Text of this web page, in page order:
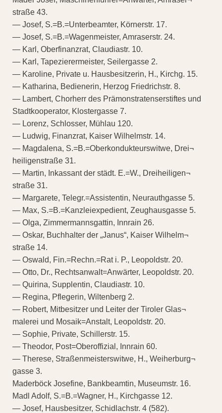
straße 43.
— Josef, S.=B.=Unterbeamter, Körnerstr. 17.
— Josef, S.=B.=Wagenmeister, Amraserstr. 24.
— Karl, Oberfinanzrat, Claudiastr. 10.
— Karl, Tapezierermeister, Seilergasse 2.
— Karoline, Private u. Hausbesitzerin, H., Kirchg. 15.
— Katharina, Bedienerin, Herzog Friedrichstr. 8.
— Lambert, Chorherr des Prämonstratenserstiftes und
Stadtkooperator, Klostergasse 7.
— Lorenz, Schlosser, Mühlau 120.
— Ludwig, Finanzrat, Kaiser Wilhelmstr. 14.
— Magdalena, S.=B.=Oberkondukteurswitwe, Drei¬
heiligenstraße 31.
— Martin, Inkassant der städt. E.=W., Dreiheiligen¬
straße 31.
— Margarete, Telegr.=Assistentin, Neurauthgasse 5.
— Max, S.=B.=Kanzleiexpedient, Zeughausgasse 5.
— Olga, Zimmermannsgattin, Innrain 26.
— Oskar, Buchhalter der „Janus“, Kaiser Wilhelm¬
straße 14.
— Oswald, Fin.=Rechn.=Rat i. P., Leopoldstr. 20.
— Otto, Dr., Rechtsanwalt=Anwärter, Leopoldstr. 20.
— Quirina, Supplentin, Claudiastr. 10.
— Regina, Pflegerin, Wiltenberg 2.
— Robert, Mitbesitzer und Leiter der Tiroler Glas¬
malerei und Mosaik=Anstalt, Leopoldstr. 20.
— Sophie, Private, Schillerstr. 15.
— Theodor, Post=Oberoffizial, Innrain 60.
— Therese, Straßenmeisterswitwe, H., Weiherburg¬
gasse 3.
Maderböck Josefine, Bankbeamtin, Museumstr. 16.
Madl Adolf, S.=B.=Wagner, H., Kirchgasse 12.
— Josef, Hausbesitzer, Schidlachstr. 4 (582).